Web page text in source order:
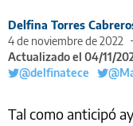
Delfina Torres
4 de noviembre de 2022
Actualizado el 04/11/
@delfinatece
Tal como anticipó